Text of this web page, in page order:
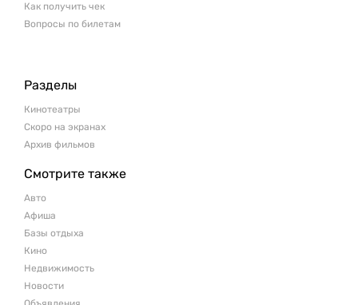
Как получить чек
Вопросы по билетам
Разделы
Кинотеатры
Скоро на экранах
Архив фильмов
Смотрите также
Авто
Афиша
Базы отдыха
Кино
Недвижимость
Новости